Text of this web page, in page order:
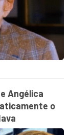
Angélica
o